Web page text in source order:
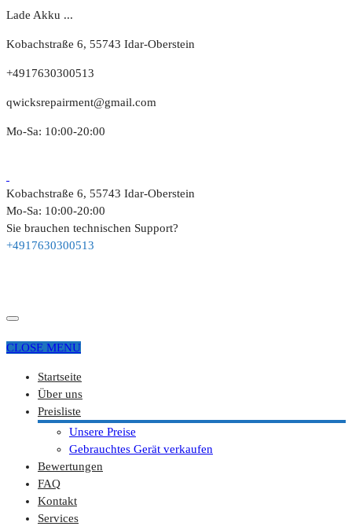
Lade Akku ...
Kobachstraße 6, 55743 Idar-Oberstein
+4917630300513
qwicksrepairment@gmail.com
Mo-Sa: 10:00-20:00
Kobachstraße 6, 55743 Idar-Oberstein
Mo-Sa: 10:00-20:00
Sie brauchen technischen Support?
+4917630300513
CLOSE MENU
Startseite
Über uns
Preisliste
Unsere Preise
Gebrauchtes Gerät verkaufen
Bewertungen
FAQ
Kontakt
Services